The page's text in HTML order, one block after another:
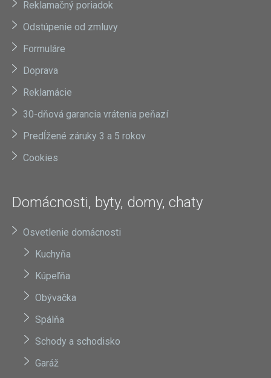
Reklamačný poriadok
Odstúpenie od zmluvy
Formuláre
Doprava
Reklamácie
30-dňová garancia vrátenia peňazí
Predĺžené záruky 3 a 5 rokov
Cookies
Domácnosti, byty, domy, chaty
Osvetlenie domácnosti
Kuchyňa
Kúpeľňa
Obývačka
Spálňa
Schody a schodisko
Garáž